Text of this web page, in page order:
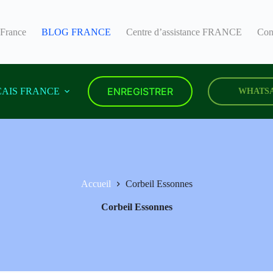
BLOG FRANCE Centre d’assistance FRANCE
FRANCE ENREGISTRER
Accueil Corbeil Essonnes
Corbeil Essonnes